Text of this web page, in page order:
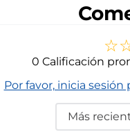
☆
0 Calificación
Por favor, inicia
Más